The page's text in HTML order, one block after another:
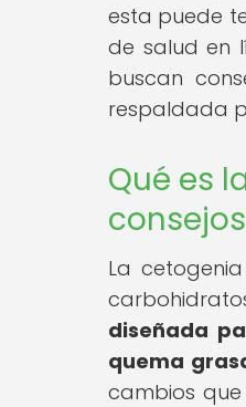
esta puede
de salud en
buscan
respaldada
Qué es
La
diseñada
quema
cambios